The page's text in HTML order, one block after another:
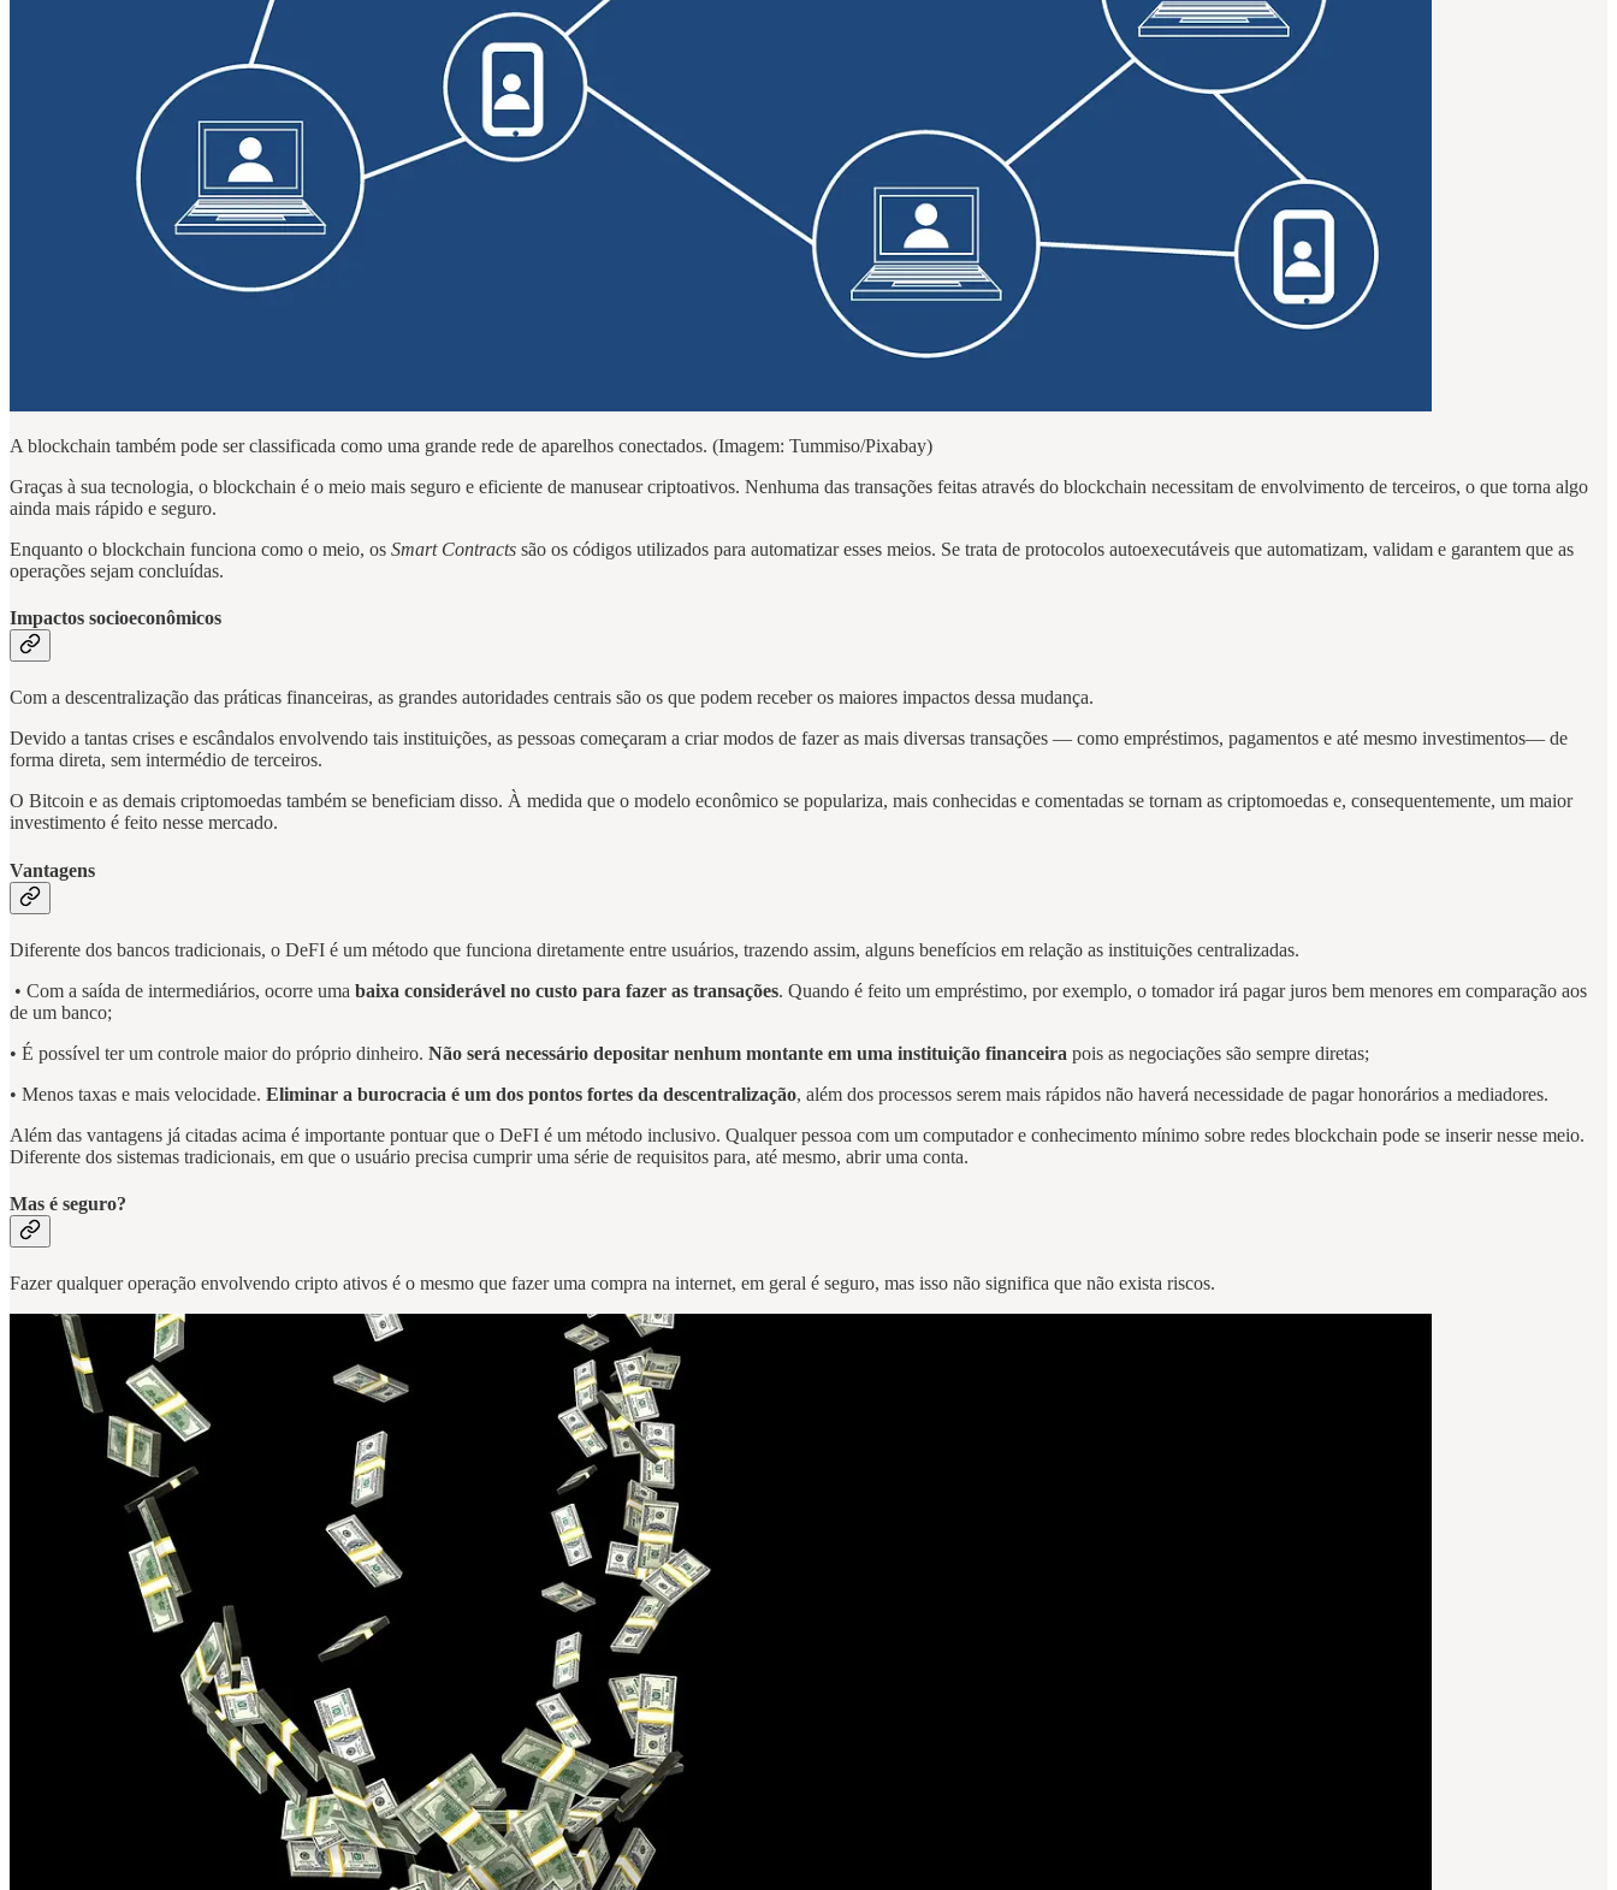
A blockchain também pode ser classificada como uma grande rede de aparelhos conectados. (Imagem: Tummiso/Pixabay)
Graças à sua tecnologia, o blockchain é o meio mais seguro e eficiente de manusear criptoativos. Nenhuma das transações feitas através do blockchain necessitam de envolvimento de terceiros, o que torna algo
ainda mais rápido e seguro.
Enquanto o blockchain funciona como o meio, os Smart Contracts são os códigos utilizados para automatizar esses meios. Se trata de protocolos autoexecutáveis que automatizam, validam e garantem que as
operações sejam concluídas.
Impactos socioeconômicos
Com a descentralização das práticas financeiras, as grandes autoridades centrais são os que podem receber os maiores impactos dessa mudança.
Devido a tantas crises e escândalos envolvendo tais instituições, as pessoas começaram a criar modos de fazer as mais diversas transações — como empréstimos, pagamentos e até mesmo investimentos— de
forma direta, sem intermédio de terceiros.
O Bitcoin e as demais criptomoedas também se beneficiam disso. À medida que o modelo econômico se populariza, mais conhecidas e comentadas se tornam as criptomoedas e, consequentemente, um maior
investimento é feito nesse mercado.
Vantagens
Diferente dos bancos tradicionais, o DeFI é um método que funciona diretamente entre usuários, trazendo assim, alguns benefícios em relação as instituições centralizadas.
• Com a saída de intermediários, ocorre uma baixa considerável no custo para fazer as transações. Quando é feito um empréstimo, por exemplo, o tomador irá pagar juros bem menores em comparação aos
de um banco;
• É possível ter um controle maior do próprio dinheiro. Não será necessário depositar nenhum montante em uma instituição financeira pois as negociações são sempre diretas;
• Menos taxas e mais velocidade. Eliminar a burocracia é um dos pontos fortes da descentralização, além dos processos serem mais rápidos não haverá necessidade de pagar honorários a mediadores.
Além das vantagens já citadas acima é importante pontuar que o DeFI é um método inclusivo. Qualquer pessoa com um computador e conhecimento mínimo sobre redes blockchain pode se inserir nesse meio.
Diferente dos sistemas tradicionais, em que o usuário precisa cumprir uma série de requisitos para, até mesmo, abrir uma conta.
Mas é seguro?
Fazer qualquer operação envolvendo cripto ativos é o mesmo que fazer uma compra na internet, em geral é seguro, mas isso não significa que não exista riscos.